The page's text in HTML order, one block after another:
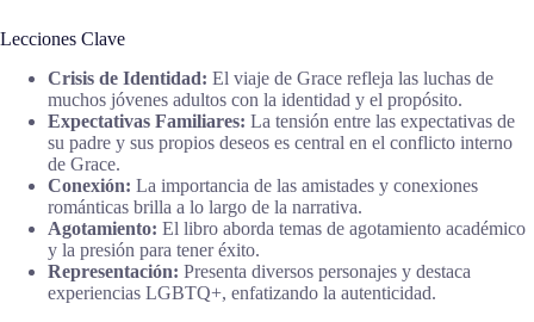
Lecciones Clave
Crisis de Identidad: El viaje de Grace refleja las luchas de
muchos jóvenes adultos con la identidad y el propósito.
Expectativas Familiares: La tensión entre las expectativas de
su padre y sus propios deseos es central en el conflicto interno
de Grace.
Conexión: La importancia de las amistades y conexiones
románticas brilla a lo largo de la narrativa.
Agotamiento: El libro aborda temas de agotamiento académico
y la presión para tener éxito.
Representación: Presenta diversos personajes y destaca
experiencias LGBTQ+, enfatizando la autenticidad.